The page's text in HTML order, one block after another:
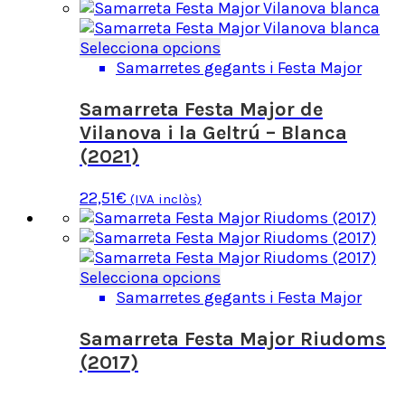
poden
triar
a
la
pàgina
del
producte
Selecciona opcions
producte
diverses
variants.
Les
triar
a
la
pàgina
del
Samarretes gegants i Festa Major
Samarreta Festa Major de
Vilanova i la Geltrú – Blanca
(2021)
22,51€ (IVA inclòs)
Selecciona opcions
producte
diverses
variants.
Samarretes gegants i Festa Major
Samarreta Festa Major Riudoms
(2017)